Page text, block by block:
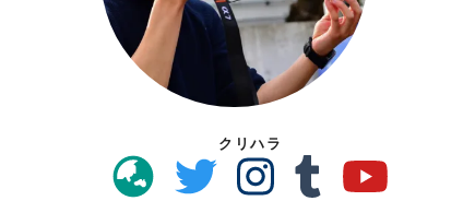
クリハラ